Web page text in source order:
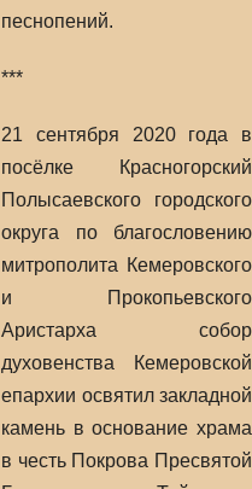
песнопений.
***
21 сентября 2020 года в
посёлке Красногорский
Полысаевского городского
округа по благословению
митрополита Кемеровского
и Прокопьевского
Аристарха собор
духовенства Кемеровской
епархии освятил закладной
камень в основание храма
в честь Покрова Пресвятой